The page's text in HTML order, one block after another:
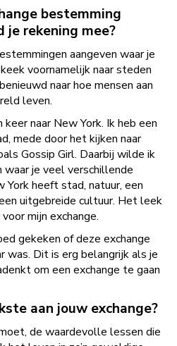
bestemming
je rekening mee?
aangeven waar je
voornamelijk naar steden
naar hoe mensen aan
leven.
naar New York. Ik heb een
mede door het kijken naar
Gossip Girl. Daarbij wilde ik
je veel verschillende
heeft stad, natuur, een
uitgebreide cultuur. Het leek
mijn exchange.
gekeken of deze exchange
was. Dit is erg belangrijk als je
om een exchange te gaan
aan jouw exchange?
de waardevolle lessen die